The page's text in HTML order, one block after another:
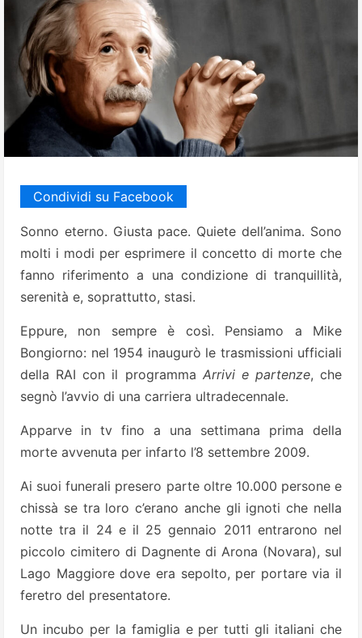
Condividi su Facebook
Sonno eterno. Giusta pace. Quiete dell’anima. Sono
molti i modi per esprimere il concetto di morte che
fanno riferimento a una condizione di tranquillità,
serenità e, soprattutto, stasi.
Eppure, non sempre è così. Pensiamo a Mike
Bongiorno: nel 1954 inaugurò le trasmissioni ufficiali
della RAI con il programma Arrivi e partenze, che
segnò l’avvio di una carriera ultradecennale.
Apparve in tv fino a una settimana prima della
morte avvenuta per infarto l’8 settembre 2009.
Ai suoi funerali presero parte oltre 10.000 persone e
chissà se tra loro c’erano anche gli ignoti che nella
notte tra il 24 e il 25 gennaio 2011 entrarono nel
piccolo cimitero di Dagnente di Arona (Novara), sul
Lago Maggiore dove era sepolto, per portare via il
feretro del presentatore.
Un incubo per la famiglia e per tutti gli italiani che